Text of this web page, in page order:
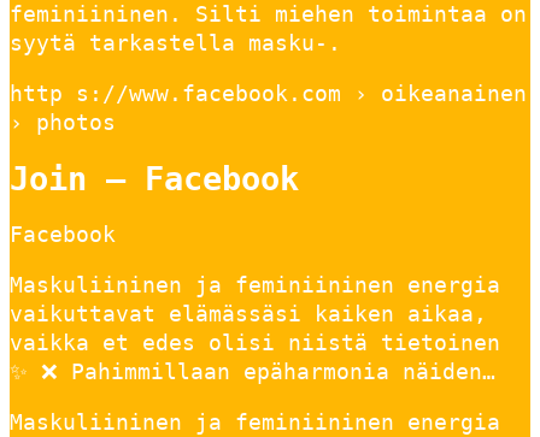
feminiininen. Silti miehen toimintaa on
syytä tarkastella masku-.
http s://www.facebook.com › oikeanainen
› photos
Join – Facebook
Facebook
Maskuliininen ja feminiininen energia
vaikuttavat elämässäsi kaiken aikaa,
vaikka et edes olisi niistä tietoinen
✨ ❌ Pahimmillaan epäharmonia näiden…
Maskuliininen ja feminiininen energia